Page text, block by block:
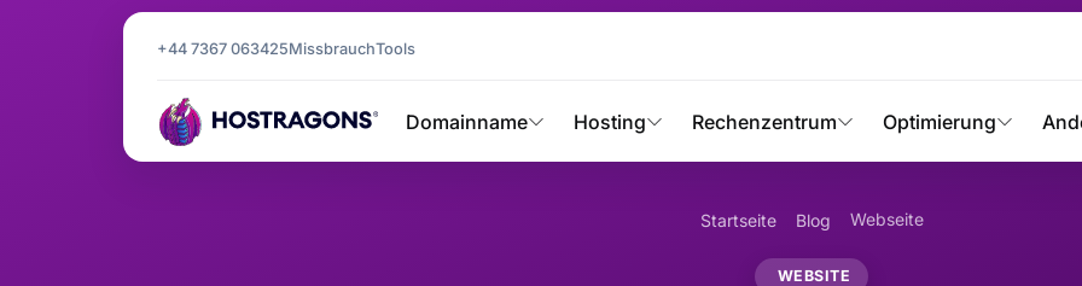
+44 7367 063425MissbrauchTools
Domainname Hosting Rechenzentrum Optimierung
Startseite Blog Webseite
WEBSITE